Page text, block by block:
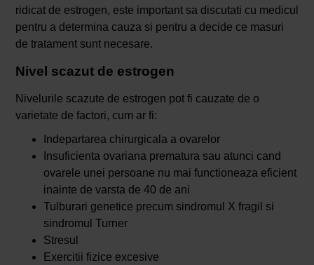
ridicat de estrogen, este important sa discutati cu medicul
pentru a determina cauza si pentru a decide ce masuri
de tratament sunt necesare.
Nivel scazut de estrogen
Nivelurile scazute de estrogen pot fi cauzate de o
varietate de factori, cum ar fi:
Indepartarea chirurgicala a ovarelor
Insuficienta ovariana prematura sau atunci cand
ovarele unei persoane nu mai functioneaza eficient
inainte de varsta de 40 de ani
Tulburari genetice precum sindromul X fragil si
sindromul Turner
Stresul
Exercitii fizice excesive